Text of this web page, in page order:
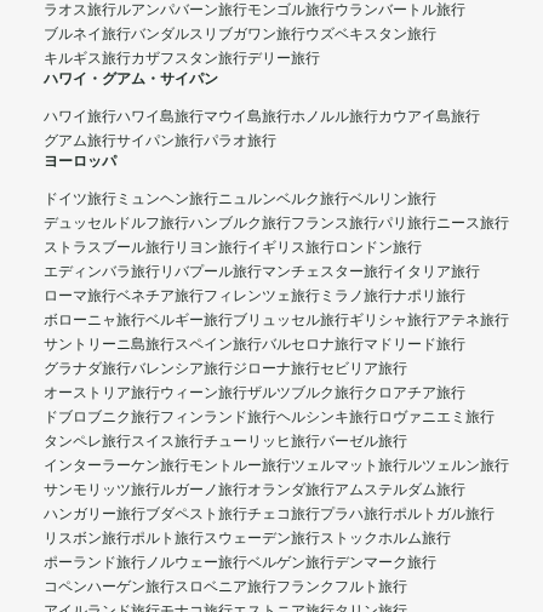
ラオス旅行ルアンパバーン旅行モンゴル旅行ウランバートル旅行
ブルネイ旅行バンダルスリブガワン旅行ウズベキスタン旅行
キルギス旅行カザフスタン旅行デリー旅行
ハワイ・グアム・サイパン
ハワイ旅行ハワイ島旅行マウイ島旅行ホノルル旅行カウアイ島旅行
グアム旅行サイパン旅行パラオ旅行
ヨーロッパ
ドイツ旅行 ミュンヘン旅行ニュルンベルク旅行ベルリン旅行
デュッセルドルフ旅行ハンブルク旅行フランス旅行パリ旅行ニース旅行
ストラスブール旅行リヨン旅行イギリス旅行ロンドン旅行
エディンバラ旅行リバプール旅行マンチェスター旅行イタリア旅行
ローマ旅行ベネチア旅行フィレンツェ旅行 ミラノ旅行ナポリ旅行
ボローニャ旅行ベルギー旅行ブリュッセル旅行ギリシャ旅行アテネ旅行
サントリーニ島旅行スペイン旅行バルセロナ旅行マドリード旅行
グラナダ旅行バレンシア旅行ジローナ旅行セビリア旅行
オーストリア旅行ウィーン旅行ザルツブルク旅行クロアチア旅行
ドブロブニク旅行フィンランド旅行ヘルシンキ旅行ロヴァニエミ旅行
タンペレ旅行スイス旅行チューリッヒ旅行バーゼル旅行
インターラーケン旅行モントルー旅行ツェルマット旅行ルツェルン旅行
サンモリッツ旅行ルガーノ旅行オランダ旅行アムステルダム旅行
ハンガリー旅行ブダペスト旅行チェコ旅行プラハ旅行ポルトガル旅行
リスボン旅行ポルト旅行スウェーデン旅行ストックホルム旅行
ポーランド旅行ノルウェー旅行ベルゲン旅行デンマーク旅行
コペンハーゲン旅行スロベニア旅行フランクフルト旅行